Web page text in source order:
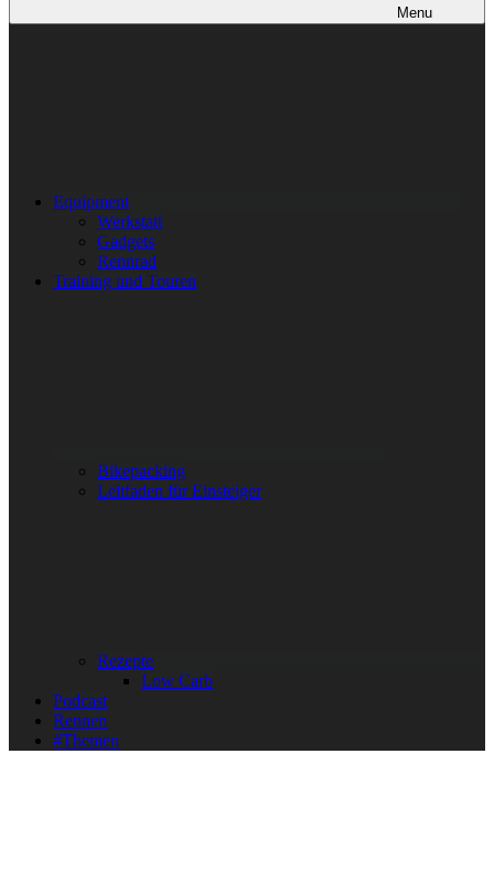
Menu
Equipment
Werkstatt
Gadgets
Rennrad
Training und Touren
Bikepacking
Leitfaden für Einsteiger
Rezepte
Low Carb
Podcast
Rennen
#Themen